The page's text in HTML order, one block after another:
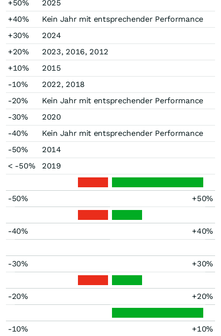
+50%
2025
+40%
Kein Jahr mit entsprechender Performance
+30%
2024
+20%
2023, 2016, 2012
+10%
2015
-10%
2022, 2018
-20%
Kein Jahr mit entsprechender Performance
-30%
2020
-40%
Kein Jahr mit entsprechender Performance
-50%
2014
< -50%
2019
-50% +50%
-40% +40%
-30% +30%
-20% +20%
-10% +10%